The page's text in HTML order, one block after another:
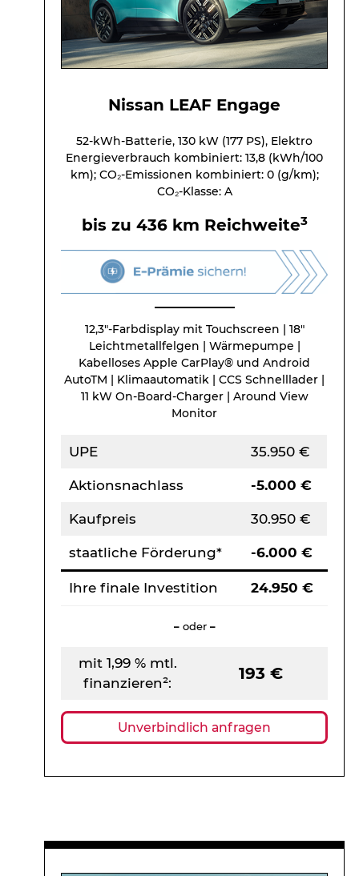
Nissan LEAF Engage
52-kWh-Batterie, 130 kW (177 PS), Elektro
Energieverbrauch kombiniert: 13,8 (kWh/100
km); CO₂-Emissionen kombiniert: 0 (g/km);
CO₂-Klasse: A
bis zu 436 km Reichweite3
12,3″-Farbdisplay mit Touchscreen | 18″
Leichtmetallfelgen | Wärmepumpe |
Kabelloses Apple CarPlay® und Android
AutoTM | Klimaautomatik | CCS Schnelllader |
11 kW On-Board-Charger | Around View
Monitor
UPE 35.950 €
Aktionsnachlass -5.000 €
Kaufpreis 30.950 €
staatliche Förderung* -6.000 €
Ihre finale Investition 24.950 €
– oder–
mit 1,99 % mtl.
finanzieren²:
193 €
Unverbindlich anfragen